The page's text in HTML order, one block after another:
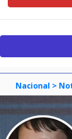
Nacional >